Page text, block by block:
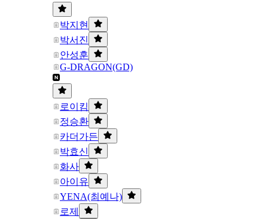
박지현
박서진
안성훈
G-DRAGON(GD)
로이킴
정승환
카더가든
박효신
화사
아이유
YENA(최예나)
로제